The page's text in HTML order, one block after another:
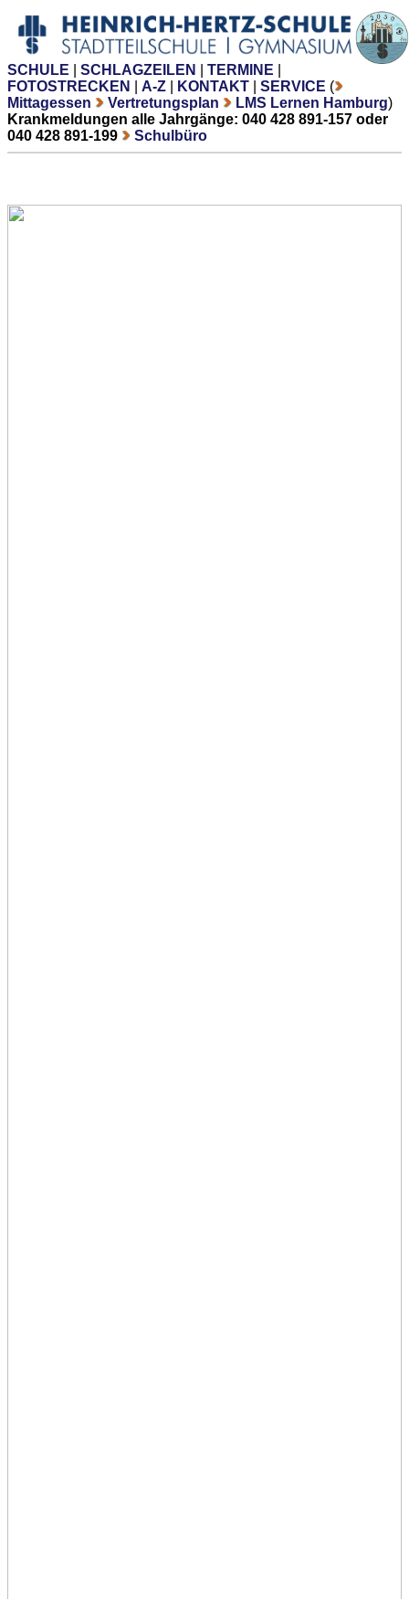
SCHULE SCHLAGZEILEN TERMINE
FOTOSTRECKEN
A-Z KONTAKT SERVICE (
Mittagessen
Vertretungsplan LMS Lernen Hamburg)
Krankmeldungen alle Jahrgänge: 040 428 891-157 oder
040 428 891-199
Schulbüro